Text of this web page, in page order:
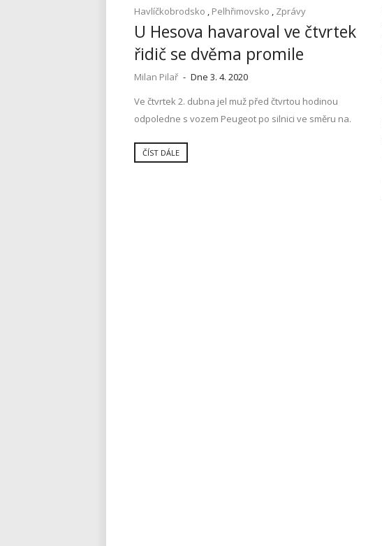
Havlíčkobrodsko , Pelhřimovsko , Zprávy
U Hesova havaroval ve čtvrtek
řidič se dvěma promile
Milan Pilař - Dne 3. 4. 2020
Ve čtvrtek 2. dubna jel muž před čtvrtou hodinou
odpoledne s vozem Peugeot po silnici ve směru na.
ČÍST DÁLE